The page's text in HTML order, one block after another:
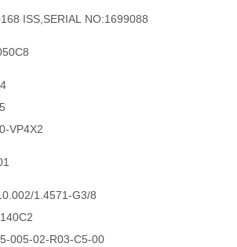
ISS,SERIAL NO:1699088
VP4X2
1.4571-G3/8
005-02-R03-C5-00